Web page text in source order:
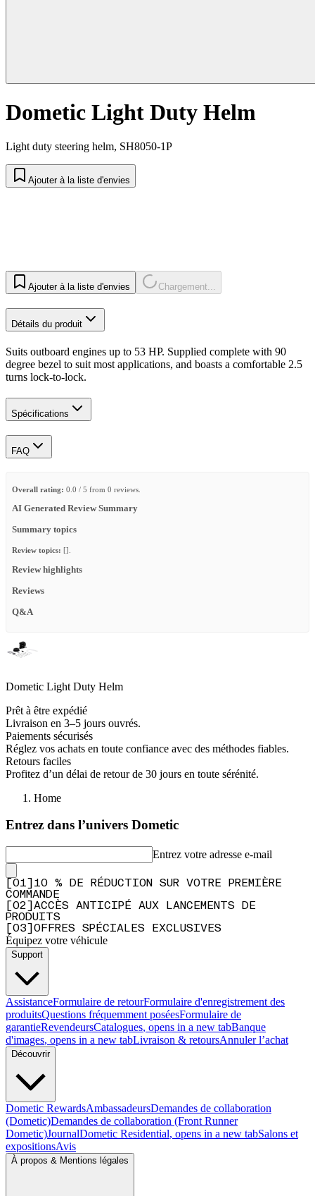
Dometic Light Duty Helm
Light duty steering helm, SH8050-1P
Ajouter à la liste d'envies
Ajouter à la liste d'envies Chargement...
Détails du produit
Suits outboard engines up to 53 HP. Supplied complete with 90
degree bezel to suit most applications, and boasts a comfortable 2.5
turns lock-to-lock.
Spécifications
FAQ
Overall rating: 0.0 / 5 from 0 reviews.
AI Generated Review Summary
Summary topics
Review topics: [].
Review highlights
Reviews
Q&A
Dometic Light Duty Helm
Prêt à être expédié
Livraison en 3–5 jours ouvrés.
Paiements sécurisés
Réglez vos achats en toute confiance avec des méthodes fiables.
Retours faciles
Profitez d’un délai de retour de 30 jours en toute sérénité.
Home
Entrez dans l’univers Dometic
Entrez votre adresse e-mail
01
10 % DE RÉDUCTION SUR VOTRE PREMIÈRE
COMMANDE
02
ACCÈS ANTICIPÉ AUX LANCEMENTS DE
PRODUITS
03 OFFRES SPÉCIALES EXCLUSIVES
Équipez votre véhicule
Support
AssistanceFormulaire de retourFormulaire d'enregistrement des
produitsQuestions fréquemment poséesFormulaire de
garantieRevendeursCatalogues, opens in a new tabBanque
d'images, opens in a new tabLivraison & retoursAnnuler l’achat
Découvrir
Dometic RewardsAmbassadeursDemandes de collaboration
(Dometic)Demandes de collaboration (Front Runner
Dometic)JournalDometic Residential, opens in a new tabSalons et
expositionsAvis
À propos & Mentions légales